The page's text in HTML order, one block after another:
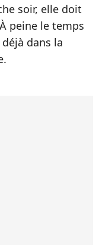
soir, elle doit
peine le temps
dans la